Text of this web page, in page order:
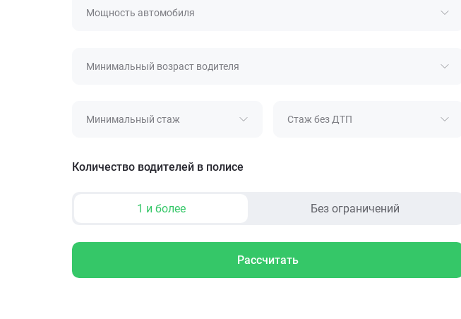
Мощность автомобиля
Минимальный возраст водителя
Минимальный стаж Стаж без ДТП
Количество водителей в полисе
1 и более Без ограничений
Рассчитать